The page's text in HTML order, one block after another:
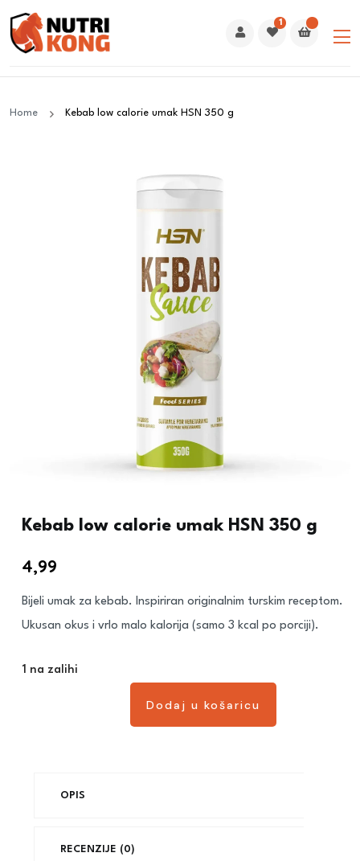
1
Home Kebab low calorie umak HSN 350 g
Kebab low calorie umak HSN 350 g
4,99
Bijeli umak za kebab. Inspiriran originalnim turskim receptom.
Ukusan okus i vrlo malo kalorija (samo 3 kcal po porciji).
1 na zalihi
Dodaj u košaricu
OPIS
RECENZIJE (0)